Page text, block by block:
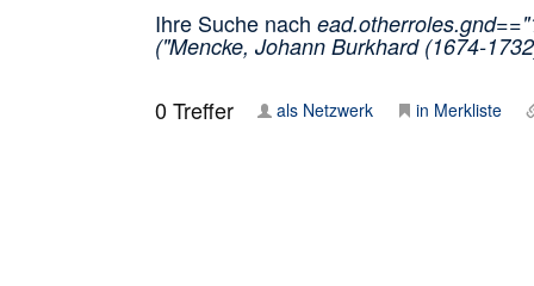
Ihre Suche nach
("Mencke, Johann Burkhard (1674-
0Treffer als Netzwerk in Merkliste